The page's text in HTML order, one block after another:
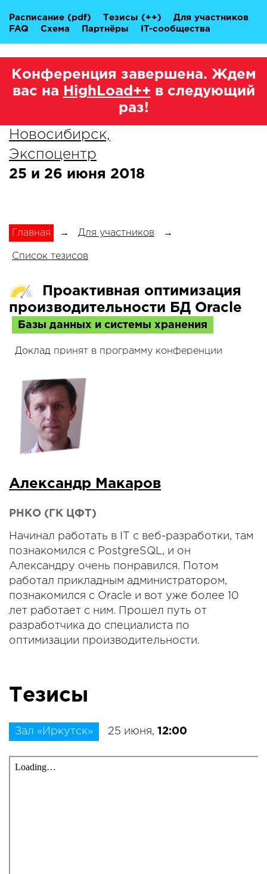
Расписание (pdf) Тезисы (++)
Для участников
FAQ
Схема Партнёры IT-сообщества
Конференция завершена. Ждем
вас на HighLoad++ в следующий
раз!
Новосибирск,
Экспоцентр
25 и 26 июня 2018
Главная → Для участников →
Список тезисов
Проактивная оптимизация
производительности БД Oracle
Базы данных и системы хранения
Доклад принят в программу конференции
Александр Макаров
РНКО (ГК ЦФТ)
Начинал работать в IT с веб-разработки, там
познакомился с PostgreSQL, и он
Александру очень понравился. Потом
работал прикладным администратором,
познакомился с Oracle и вот уже более 10
лет работает с ним. Прошел путь от
разработчика до специалиста по
оптимизации производительности.
Тезисы
Зал «Иркутск» 25 июня, 12:00